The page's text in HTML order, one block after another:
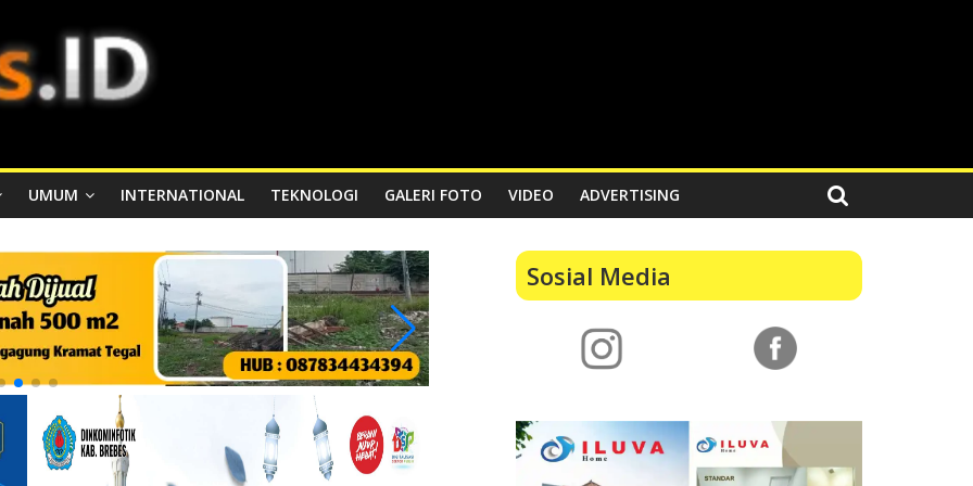
UMUM INTERNATIONAL TEKNOLOGI GALERI FOTO VIDEO ADVERTISING
Sosial Media